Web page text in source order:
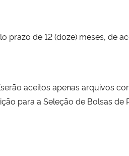
prazo de 12 (doze) meses, de
aceitos apenas arquivos
para a Seleção de Bolsas